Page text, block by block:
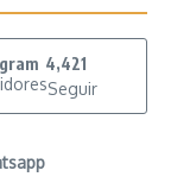
4,421
Seguir